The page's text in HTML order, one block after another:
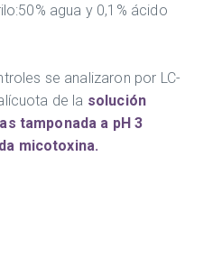
agua y 0,1% ácido
se analizaron por LC-
de la solución
tamponada a pH 3
micotoxina.